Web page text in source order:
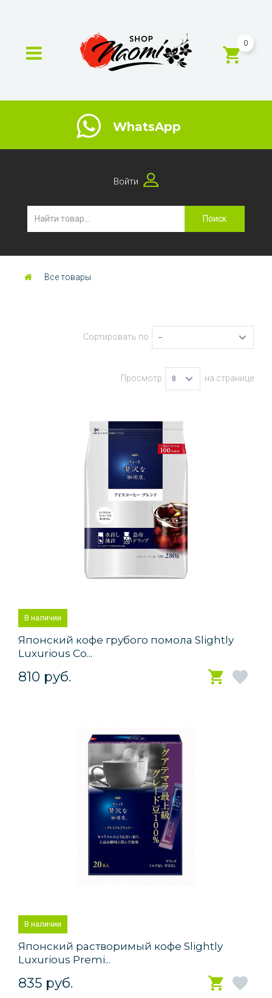
0
WhatsApp
Войти
Поиск
Все товары
Сортировать по --
Просмотр 8 на странице
В наличии
Японский кофе грубого помола Slightly
Luxurious Co...
810 руб.
В наличии
Японский растворимый кофе Slightly
Luxurious Premi...
835 руб.